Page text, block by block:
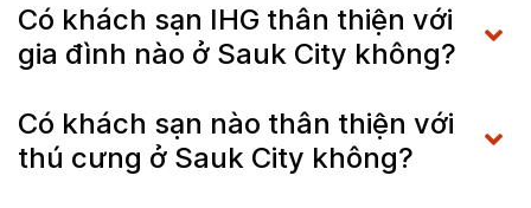
Có khách sạn IHG thân thiện với
gia đình nào ở Sauk City không?
Có khách sạn nào thân thiện với
thú cưng ở Sauk City không?